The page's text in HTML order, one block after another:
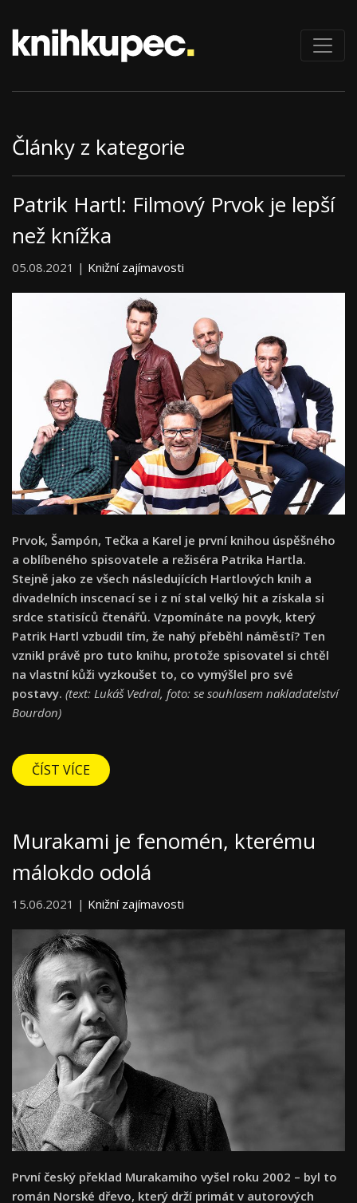
Články z kategorie
Patrik Hartl: Filmový Prvok je lepší
než knížka
05.08.2021 | Knižní zajímavosti
Prvok, Šampón, Tečka a Karel je první knihou úspěšného
a oblíbeného spisovatele a režiséra Patrika Hartla.
Stejně jako ze všech následujících Hartlových knih a
divadelních inscenací se i z ní stal velký hit a získala si
srdce statisíců čtenářů. Vzpomínáte na povyk, který
Patrik Hartl vzbudil tím, že nahý přeběhl náměstí? Ten
vznikl právě pro tuto knihu, protože spisovatel si chtěl
na vlastní kůži vyzkoušet to, co vymýšlel pro své
postavy. (text: Lukáš Vedral, foto: se souhlasem nakladatelství
Bourdon)
ČÍST VÍCE
Murakami je fenomén, kterému
málokdo odolá
15.06.2021 | Knižní zajímavosti
První český překlad Murakamiho vyšel roku 2002 – byl to
román Norské dřevo, který drží primát v autorových